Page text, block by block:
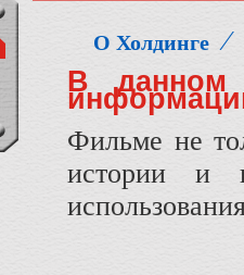
О Холдинге ⁄
В данном
Фильме не
истории и